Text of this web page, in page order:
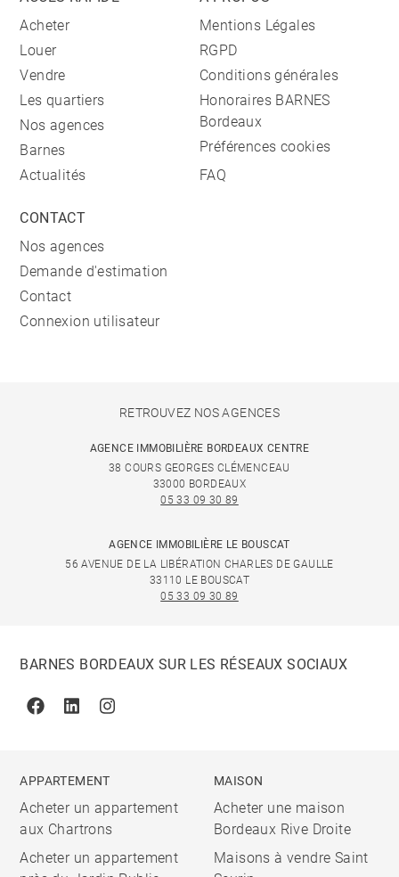
Acheter
Louer
Vendre
Les quartiers
Nos agences
Barnes
Actualités
Mentions Légales
RGPD
Conditions générales
Honoraires BARNES
Bordeaux
Préférences cookies
FAQ
CONTACT
Nos agences
Demande d'estimation
Contact
Connexion utilisateur
RETROUVEZ NOS AGENCES
AGENCE IMMOBILIÈRE BORDEAUX CENTRE
38 COURS GEORGES CLÉMENCEAU
33000 BORDEAUX
05 33 09 30 89
AGENCE IMMOBILIÈRE LE BOUSCAT
56 AVENUE DE LA LIBÉRATION CHARLES DE GAULLE
33110 LE BOUSCAT
05 33 09 30 89
BARNES BORDEAUX SUR LES RÉSEAUX SOCIAUX
FacebookLinkedinInstagram
APPARTEMENT
Acheter un appartement
aux Chartrons
Acheter un appartement
MAISON
Acheter une maison
Bordeaux Rive Droite
Maisons à vendre Saint